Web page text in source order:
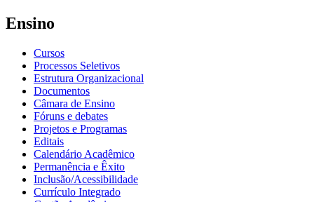
Ensino
Cursos
Processos Seletivos
Estrutura Organizacional
Documentos
Câmara de Ensino
Fóruns e debates
Projetos e Programas
Editais
Calendário Acadêmico
Permanência e Êxito
Inclusão/Acessibilidade
Currículo Integrado